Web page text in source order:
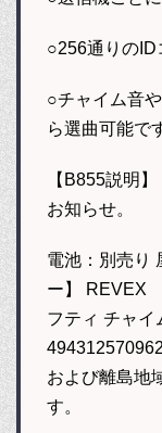
○256通りのID
○チャイム音
ら選曲可能で
【B855説明
お知らせ。
電池：別売り
ー】 REVEX
フティ チャイ
および離島地
す。